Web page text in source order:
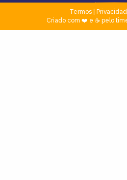
Termos|
Criado com ❤️ e ☕ pelo